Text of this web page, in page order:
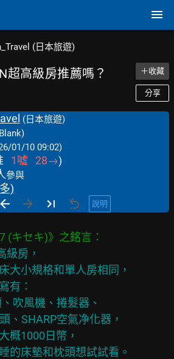
(日本旅遊)
超高級房推薦嗎？ ＋收藏
分享
(日本旅遊)
01/10 09:02)
1噓 28→)
參與
)
說明
級房，
大小規格和單人房相同，
有：
吹風機、捲髮器、
、SHARP空氣净化器，
概1000日幣，
的床墊和枕頭想試試看。